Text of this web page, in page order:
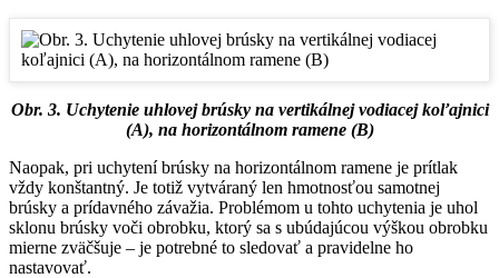
Obr. 3. Uchytenie uhlovej brúsky na vertikálnej vodiacej koľajnici
(A), na horizontálnom ramene (B)
Naopak, pri uchytení brúsky na horizontálnom ramene je prítlak
vždy konštantný. Je totiž vytváraný len hmotnosťou samotnej
brúsky a prídavného závažia. Problémom u tohto uchytenia je uhol
sklonu brúsky voči obrobku, ktorý sa s ubúdajúcou výškou obrobku
mierne zväčšuje – je potrebné to sledovať a pravidelne ho
nastavovať.